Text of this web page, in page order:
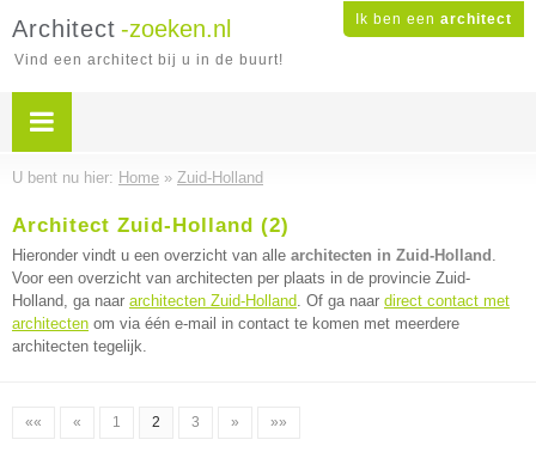
Ik ben een architect
Architect -zoeken.nl
Vind een architect bij u in de buurt!
U bent nu hier: Home » Zuid-Holland
Architect Zuid-Holland (2)
Hieronder vindt u een overzicht van alle architecten in Zuid-Holland .
Voor een overzicht van architecten per plaats in de provincie Zuid-
Holland, ga naar architecten Zuid-Holland. Of ga naar direct contact met
architecten om via één e-mail in contact te komen met meerdere
architecten tegelijk.
«« « 1 2 3 » »»